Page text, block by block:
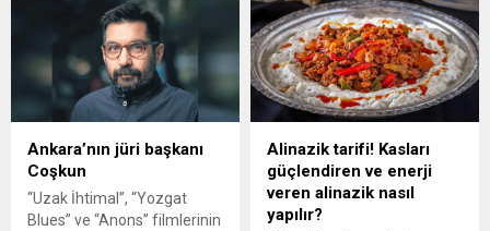
ünlü şairin gençlik yıllarından
başlayarak, sürgünleri,
düelloları, yoksulluğu ve aşkı
uğruna verdiği mücadeleyi
konu alıyor.
Ankara’nın jüri başkanı
Coşkun
“Uzak İhtimal”, “Yozgat
Blues” ve “Anons” filmlerinin
Alinazik tarifi! Kasları
güçlendiren ve enerji
veren alinazik nasıl
yapılır?